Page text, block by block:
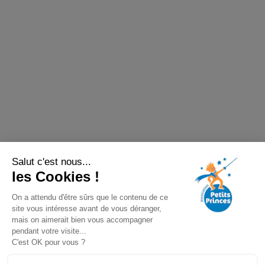
Salut c'est nous...
les Cookies !
On a attendu d'être sûrs que le contenu de ce
site vous intéresse avant de vous déranger,
mais on aimerait bien vous accompagner
pendant votre visite...
C'est OK pour vous ?